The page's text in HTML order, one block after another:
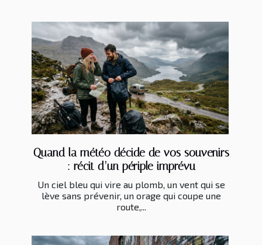
Quand la météo décide de vos souvenirs
: récit d’un périple imprévu
Un ciel bleu qui vire au plomb, un vent qui se
lève sans prévenir, un orage qui coupe une
route,...